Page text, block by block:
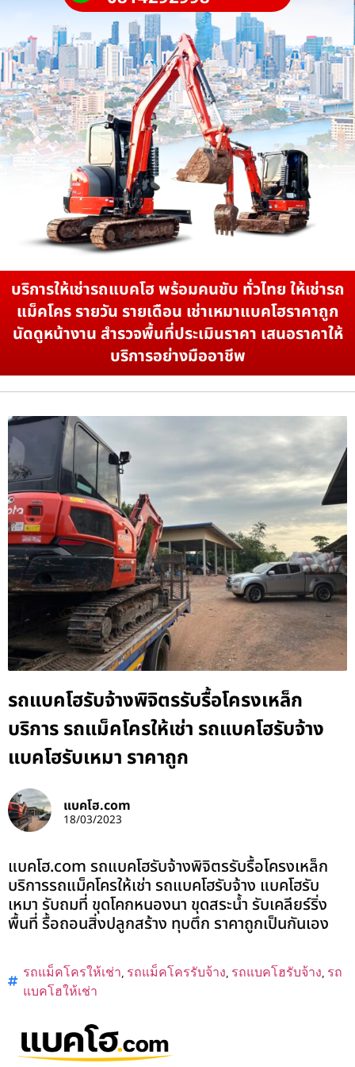
บริการให้เช่ารถแบคโฮ พร้อมคนขับ ทั่วไทย ให้เช่ารถ
แม็คโคร รายวัน รายเดือน เช่าเหมาแบคโฮราคาถูก
นัดดูหน้างาน สำรวจพื้นที่ประเมินราคา เสนอราคาให้
บริการอย่างมืออาชีพ
รถแบคโฮรับจ้างพิจิตรรับรื้อโครงเหล็ก
บริการ รถแม็คโครให้เช่า รถแบคโฮรับจ้าง
แบคโฮรับเหมา ราคาถูก
แบคโฮ.com
18/03/2023
แบคโฮ.com รถแบคโฮรับจ้างพิจิตรรับรื้อโครงเหล็ก
บริการรถแม็คโครให้เช่า รถแบคโฮรับจ้าง แบคโฮรับ
เหมา รับถมที่ ขุดโคกหนองนา ขุดสระน้ำ รับเคลียร์ริ่ง
พื้นที่ รื้อถอนสิ่งปลูกสร้าง ทุบตึก ราคาถูกเป็นกันเอง
รถแม็คโครให้เช่า, รถแม็คโครรับจ้าง, รถแบคโฮรับจ้าง, รถ
แบคโฮให้เช่า